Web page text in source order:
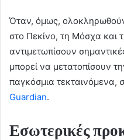
Όταν, όμως,
στο Πεκίνο, τη Μόσχα και
αντιμετωπίσουν
μπορεί να μετατοπίσουν
παγκόσμια
Guardian.
Εσωτερικές